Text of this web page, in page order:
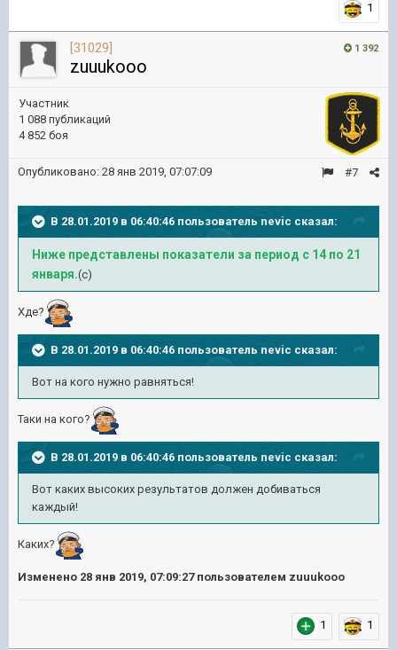
1
1 392
[31029]
zuuukooo
Участник
1 088 публикаций
4 852 боя
#7
Опубликовано: 28 янв 2019, 07:07:09
В 28.01.2019 в 06:40:46 пользователь nevic сказал:
Ниже представлены показатели за период с 14 по 21
января.(с)
Хде?
В 28.01.2019 в 06:40:46 пользователь nevic сказал:
Вот на кого нужно равняться!
Таки на кого?
В 28.01.2019 в 06:40:46 пользователь nevic сказал:
Вот каких высоких результатов должен добиваться
каждый!
Каких?
Изменено 28 янв 2019, 07:09:27пользователем zuuukooo
1 1